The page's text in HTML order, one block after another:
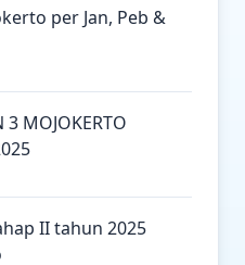
per Jan, Peb &
3 MOJOKERTO
II tahun 2025